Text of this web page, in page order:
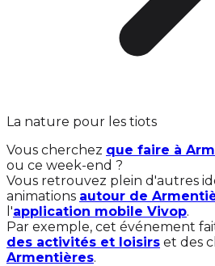
La nature pour les tiots
Vous cherchez que faire à
ou ce week-end ?
Vous retrouvez plein d'autres
animations autour de
l'application mobile Vivop.
Par exemple, cet événement
des activités et loisirs et des
Armentières.